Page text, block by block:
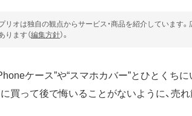
リオは独自の観点からサービス・商品を紹介しています
ります（編集方針）。
ケース”や“スマホカバー”とひとくち
買って後で悔いることがないように、売